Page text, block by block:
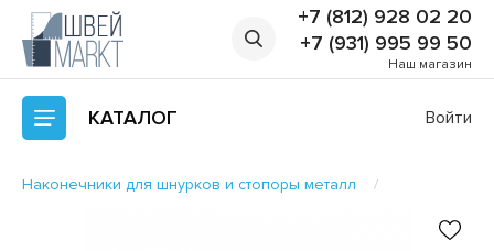
+7 (812) 928 02 20
+7 (931) 995 99 50
Наш магазин
КАТАЛОГ Войти
Наконечники для шнурков и стопоры металл